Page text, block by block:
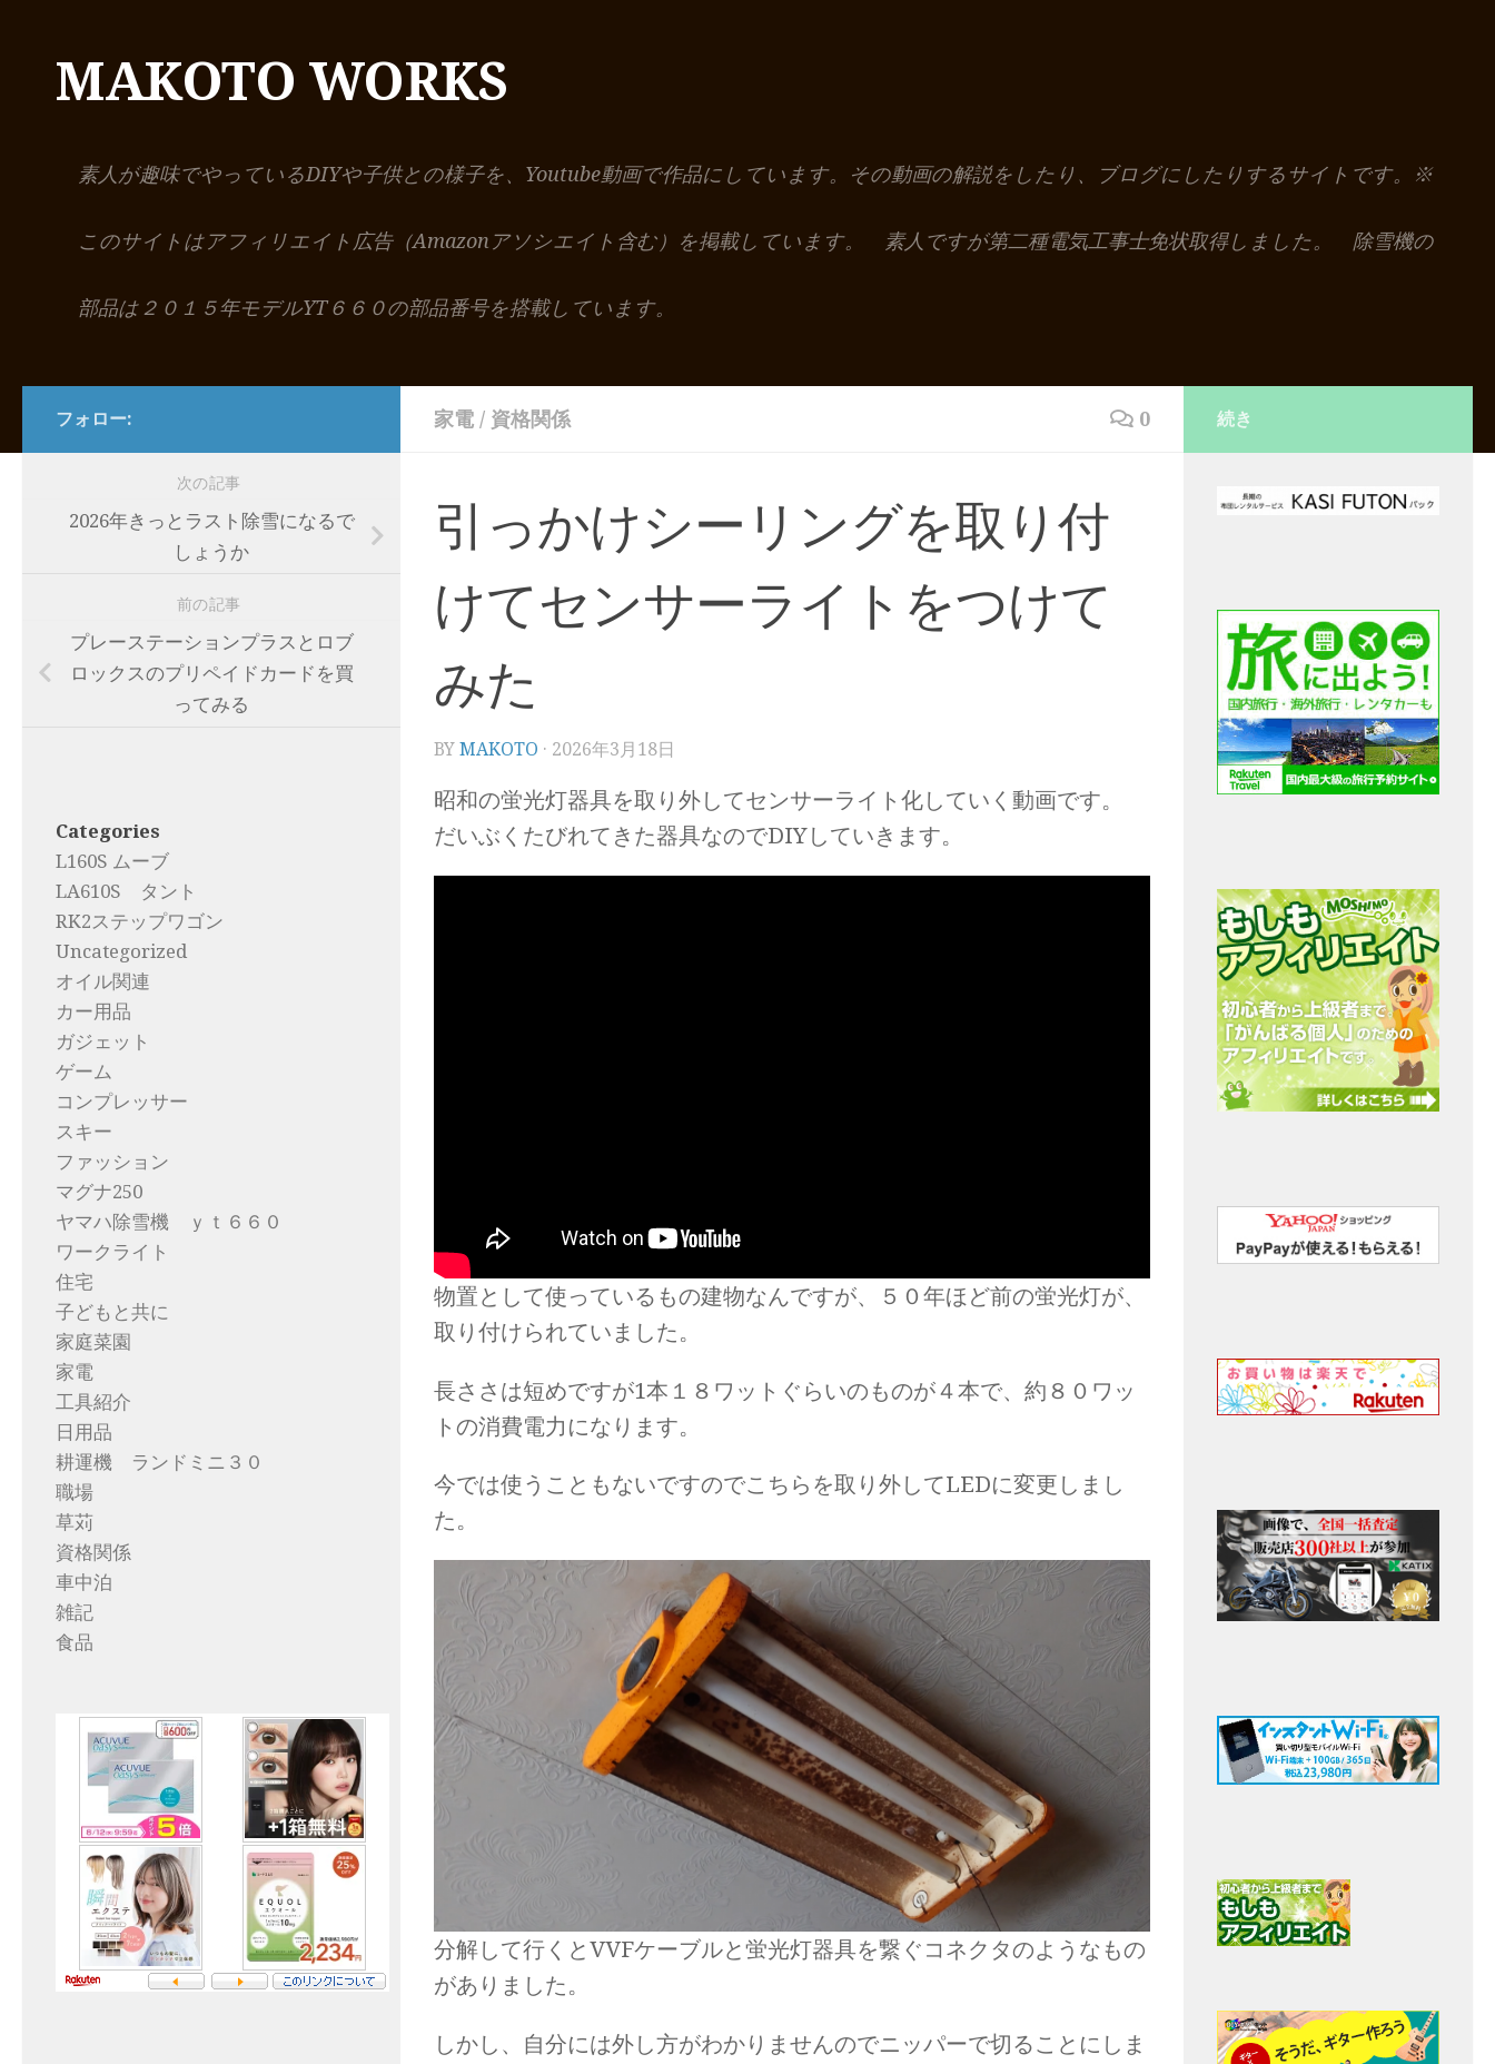
MAKOTO WORKS
素人が趣味でやっているDIYや子供との様子を、Youtube動画で作品にしています。その動画の解説をしたり、ブログにしたりするサイトです。※
このサイトはアフィリエイト広告（Amazonアソシエイト含む）を掲載しています。 素人ですが第二種電気工事士免状取得しました。 除雪機の
部品は２０１５年モデルYT６６０の部品番号を搭載しています。
家電 / 資格関係 0
引っかけシーリングを取り付
けてセンサーライトをつけて
みた
BY MAKOTO · 2026年3月18日
昭和の蛍光灯器具を取り外してセンサーライト化していく動画です。
だいぶくたびれてきた器具なのでDIYしていきます。
物置として使っているもの建物なんですが、５０年ほど前の蛍光灯が、
取り付けられていました。
長ささは短めですが1本１８ワットぐらいのものが４本で、約８０ワッ
トの消費電力になります。
今では使うこともないですのでこちらを取り外してLEDに変更しまし
た。
分解して行くとVVFケーブルと蛍光灯器具を繋ぐコネクタのようなもの
がありました。
しかし、自分には外し方がわかりませんのでニッパーで切ることにしま
フォロー:
次の記事
2026年きっとラスト除雪になるで
しょうか
前の記事
プレーステーションプラスとロブ
ロックスのプリペイドカードを買
ってみる
Categories
L160S ムーブ
LA610S タント
RK2ステップワゴン
Uncategorized
オイル関連
カー用品
ガジェット
ゲーム
コンプレッサー
スキー
ファッション
マグナ250
ヤマハ除雪機 ｙｔ６６０
ワークライト
住宅
子どもと共に
家庭菜園
家電
工具紹介
日用品
耕運機 ランドミニ３０
職場
草苅
資格関係
車中泊
雑記
食品
続き